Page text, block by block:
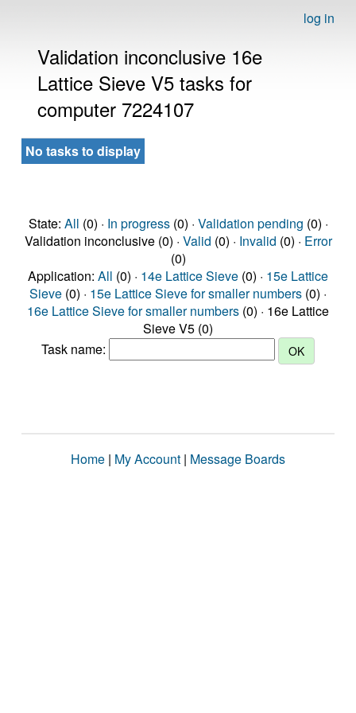
log in
Validation inconclusive 16e
Lattice Sieve V5 tasks for
computer 7224107
No tasks to display
State: All (0) · In progress(0) · Validation pending (0) ·
Validation inconclusive (0) · Valid (0) · Invalid (0) · Error
(0)
Application: All (0) · 14e Lattice Sieve (0) · 15e Lattice
Sieve (0) · 15e Lattice Sieve for smaller numbers (0) ·
16e Lattice Sieve for smaller numbers (0) · 16e Lattice
Sieve V5 (0)
Task name:
Home | My Account | Message Boards